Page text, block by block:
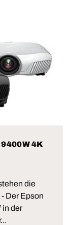
4K
die
Der Epson
in der